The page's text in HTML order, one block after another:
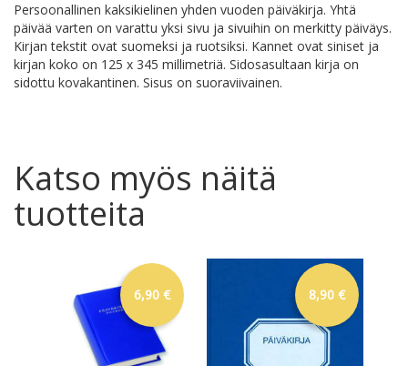
Persoonallinen kaksikielinen yhden vuoden päiväkirja. Yhtä
päivää varten on varattu yksi sivu ja sivuihin on merkitty päiväys.
Kirjan tekstit ovat suomeksi ja ruotsiksi. Kannet ovat siniset ja
kirjan koko on 125 x 345 millimetriä. Sidosasultaan kirja on
sidottu kovakantinen. Sisus on suoraviivainen.
Katso myös näitä
tuotteita
6,90 € 8,90 €